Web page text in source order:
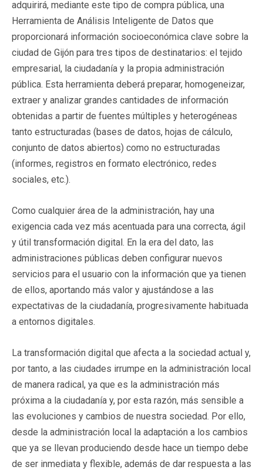
adquirirá, mediante este tipo de compra pública, una
Herramienta de Análisis Inteligente de Datos que
proporcionará información socioeconómica clave sobre la
ciudad de Gijón para tres tipos de destinatarios: el tejido
empresarial, la ciudadanía y la propia administración
pública. Esta herramienta deberá preparar, homogeneizar,
extraer y analizar grandes cantidades de información
obtenidas a partir de fuentes múltiples y heterogéneas
tanto estructuradas (bases de datos, hojas de cálculo,
conjunto de datos abiertos) como no estructuradas
(informes, registros en formato electrónico, redes
sociales, etc.).
Como cualquier área de la administración, hay una
exigencia cada vez más acentuada para una correcta, ágil
y útil transformación digital. En la era del dato, las
administraciones públicas deben configurar nuevos
servicios para el usuario con la información que ya tienen
de ellos, aportando más valor y ajustándose a las
expectativas de la ciudadanía, progresivamente habituada
a entornos digitales.
La transformación digital que afecta a la sociedad actual y,
por tanto, a las ciudades irrumpe en la administración local
de manera radical, ya que es la administración más
próxima a la ciudadanía y, por esta razón, más sensible a
las evoluciones y cambios de nuestra sociedad. Por ello,
desde la administración local la adaptación a los cambios
que ya se llevan produciendo desde hace un tiempo debe
de ser inmediata y flexible, además de dar respuesta a las